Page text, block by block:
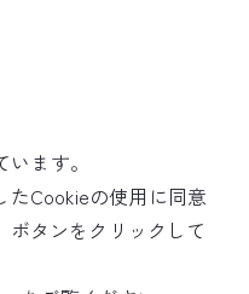
ます。
Cookieの使用に同意
ボタンをクリックして